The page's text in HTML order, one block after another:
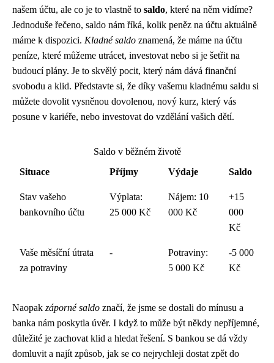
našem účtu, ale co je to vlastně to saldo, které na něm vidíme?
Jednoduše řečeno, saldo nám říká, kolik peněz na účtu aktuálně
máme k dispozici. Kladné saldo znamená, že máme na účtu
peníze, které můžeme utrácet, investovat nebo si je šetřit na
budoucí plány. Je to skvělý pocit, který nám dává finanční
svobodu a klid. Představte si, že díky vašemu kladnému saldu si
můžete dovolit vysněnou dovolenou, nový kurz, který vás
posune v kariéře, nebo investovat do vzdělání vašich dětí.
Saldo v běžném životě
Situace
Příjmy Výdaje Saldo
Stav vašeho
bankovního účtu
Výplata:
25 000 Kč
Nájem: 10
000 Kč
+15
000
Kč
Vaše měsíční útrata
za potraviny
-
Potraviny:
5 000 Kč
-5 000
Kč
Naopak záporné saldo značí, že jsme se dostali do mínusu a
banka nám poskytla úvěr. I když to může být někdy nepříjemné,
důležité je zachovat klid a hledat řešení. S bankou se dá vždy
domluvit a najít způsob, jak se co nejrychleji dostat zpět do